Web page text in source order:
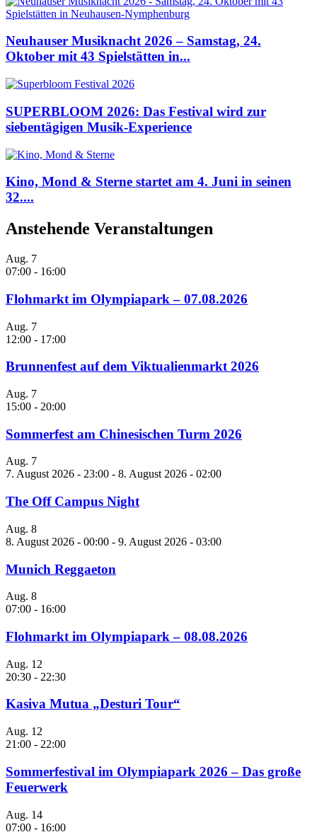
Neuhauser Musiknacht 2026 – Samstag, 24.
Oktober mit 43 Spielstätten in...
SUPERBLOOM 2026: Das Festival wird zur
siebentägigen Musik-Experience
Kino, Mond & Sterne startet am 4. Juni in seinen
32....
Anstehende Veranstaltungen
Aug. 7
07:00 - 16:00
Flohmarkt im Olympiapark – 07.08.2026
Aug. 7
12:00 - 17:00
Brunnenfest auf dem Viktualienmarkt 2026
Aug. 7
15:00 - 20:00
Sommerfest am Chinesischen Turm 2026
Aug. 7
7. August 2026 - 23:00 - 8. August 2026 - 02:00
The Off Campus Night
Aug. 8
8. August 2026 - 00:00 - 9. August 2026 - 03:00
Munich Reggaeton
Aug. 8
07:00 - 16:00
Flohmarkt im Olympiapark – 08.08.2026
Aug. 12
20:30 - 22:30
Kasiva Mutua „Desturi Tour“
Aug. 12
21:00 - 22:00
Sommerfestival im Olympiapark 2026 – Das große
Feuerwerk
Aug. 14
07:00 - 16:00